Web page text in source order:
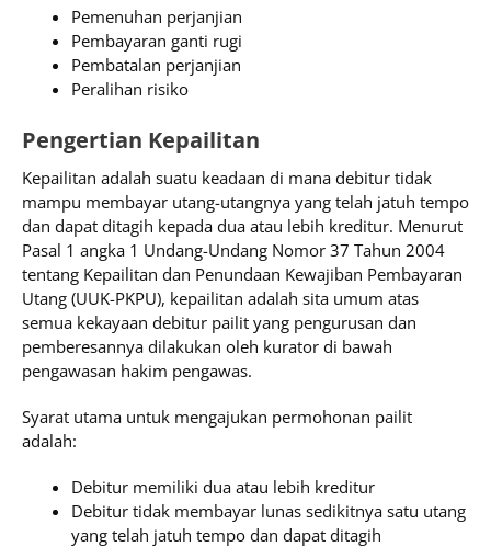
Pemenuhan perjanjian
Pembayaran ganti rugi
Pembatalan perjanjian
Peralihan risiko
Pengertian Kepailitan
Kepailitan adalah suatu keadaan di mana debitur tidak
mampu membayar utang-utangnya yang telah jatuh tempo
dan dapat ditagih kepada dua atau lebih kreditur. Menurut
Pasal 1 angka 1 Undang-Undang Nomor 37 Tahun 2004
tentang Kepailitan dan Penundaan Kewajiban Pembayaran
Utang (UUK-PKPU), kepailitan adalah sita umum atas
semua kekayaan debitur pailit yang pengurusan dan
pemberesannya dilakukan oleh kurator di bawah
pengawasan hakim pengawas.
Syarat utama untuk mengajukan permohonan pailit
adalah:
Debitur memiliki dua atau lebih kreditur
Debitur tidak membayar lunas sedikitnya satu utang
yang telah jatuh tempo dan dapat ditagih